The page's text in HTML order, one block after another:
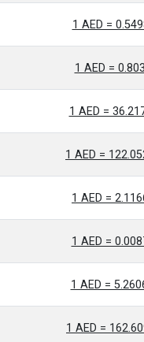
1 AED =
1 AED =
1 AED =
1 AED =
1 AED =
1 AED =
1 AED =
1 AED =